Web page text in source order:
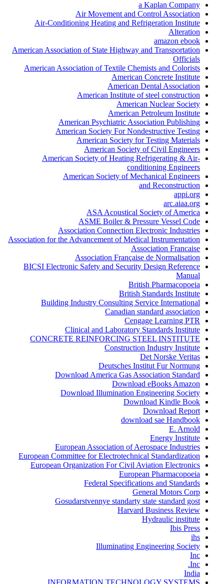
a Kaplan Company
Air Movement and Control Association
Air-Conditioning Heating and Refrigeration Institute
Alteration
amazon ebook
American Association of State Highway and Transportation
Officials
American Association of Textile Chemists and Colorists
American Concrete Institute
American Dental Association
American Institute of steel construction
American Nuclear Society
American Petroleum Institute
American Psychiatric Association Publishing
American Society For Nondestructive Testing
American Society for Testing Materials
American Society of Civil Engineers
American Society of Heating Refrigerating & Air-
conditioning Engineers
American Society of Mechanical Engineers
and Reconstruction
appi.org
arc.aiaa.org
ASA Acoustical Society of America
ASME Boiler & Pressure Vessel Code
Association Connection Electronic Industries
Association for the Advancement of Medical Instrumentation
Association Francaise
Association Française de Normalisation
BICSI Electronic Safety and Security Design Reference
Manual
British Pharmacopoeia
British Standards Institute
Building Industry Consulting Service International
Canadian standard association
Cengage Learning PTR
Clinical and Laboratory Standards Institute
CONCRETE REINFORCING STEEL INSTITUTE
Construction Industry Institute
Det Norske Veritas
Deutsches Institut Fur Normung
Download America Gas Association Standard
Download eBooks Amazon
Download Illumination Engineering Society
Download Kindle Book
Download Report
download sae Handbook
E. Arnold
Energy Institute
European Association of Aerospace Industries
European Committee for Electrotechnical Standardization
European Organization For Civil Aviation Electronics
European Pharmacopoeia
Federal Specifications and Standards
General Motors Corp
Gosudarstvennye standarty state standard gost
Harvard Business Review
Hydraulic institute
Ibis Press
ihs
Illuminating Engineering Society
Inc
Inc.
India